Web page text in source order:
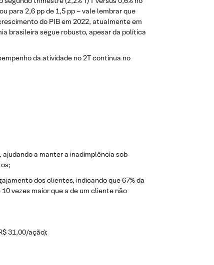
para 2,6 pp de 1,5 pp – vale lembrar que
do PIB em 2022, atualmente em
brasileira segue robusto, apesar da política
da atividade no 2T continua no
a manter a inadimplência sob
dos clientes, indicando que 67% da
vezes maior que a de um cliente não
31,00/ação);